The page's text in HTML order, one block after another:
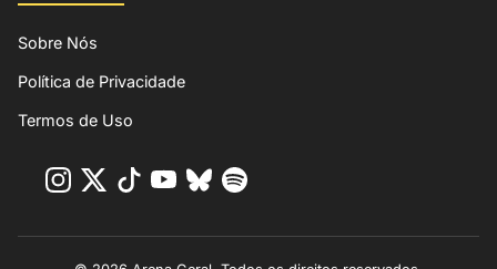
Sobre Nós
Política de Privacidade
Termos de Uso